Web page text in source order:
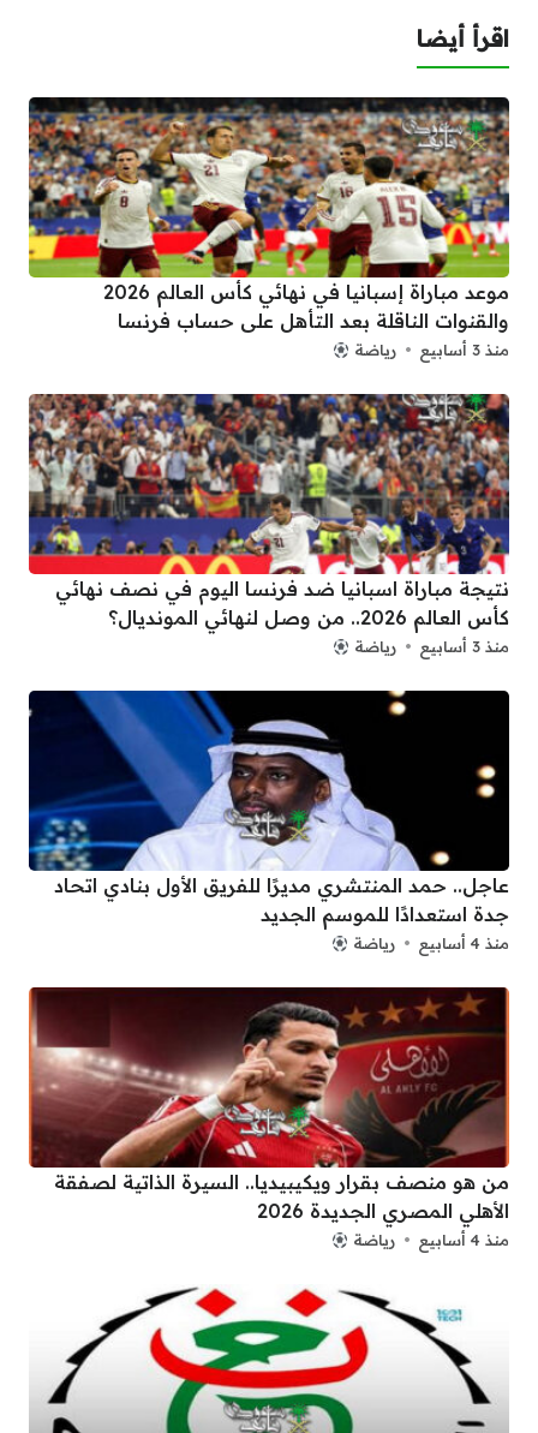
اقرأ أيضا
موعد مباراة إسبانيا في نهائي كأس العالم 2026
والقنوات الناقلة بعد التأهل على حساب فرنسا
منذ 3 أسابيع رياضة
نتيجة مباراة اسبانيا ضد فرنسا اليوم في نصف نهائي
كأس العالم 2026.. من وصل لنهائي المونديال؟
منذ 3 أسابيع رياضة
عاجل.. حمد المنتشري مديرًا للفريق الأول بنادي اتحاد
جدة استعدادًا للموسم الجديد
منذ 4 أسابيع رياضة
من هو منصف بقرار ويكيبيديا.. السيرة الذاتية لصفقة
الأهلي المصري الجديدة 2026
منذ 4 أسابيع رياضة